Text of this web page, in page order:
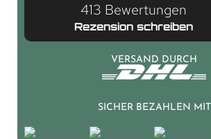
413 Bewertungen
Rezension schreiben
VERSAND DURCH
SICHER BEZAHLEN MIT